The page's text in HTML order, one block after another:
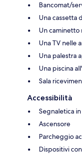
Bancomat/
Una cassetta
Un caminetto
Una TV nelle
Una palestra
Una piscina
Sala
Accessibilità
Segnaletica
Ascensore
Parcheggio
Dispositivi